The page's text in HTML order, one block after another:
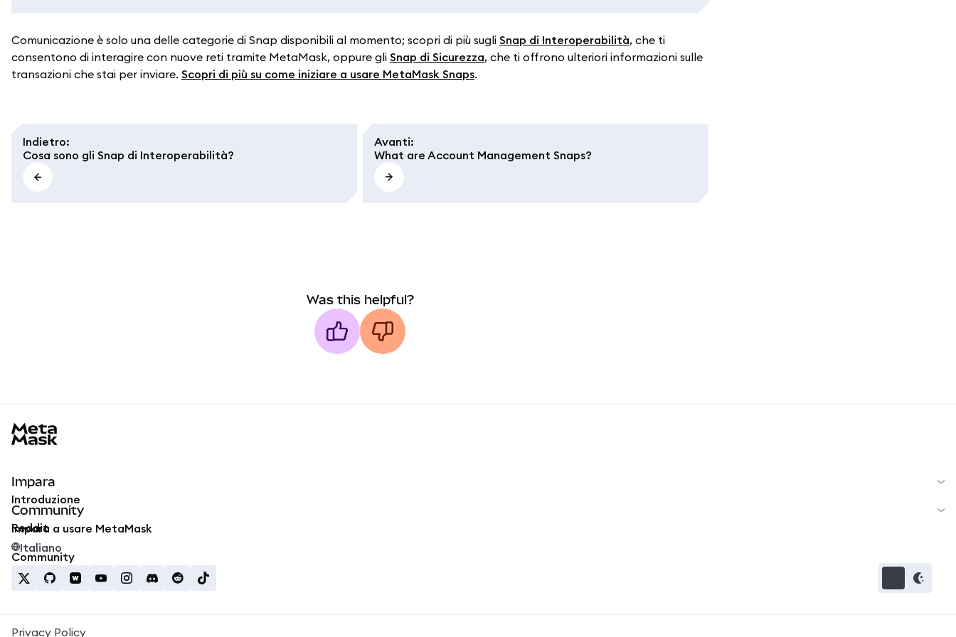
Comunicazione è solo una delle categorie di Snap disponibili al momento; scopri di più sugli Snap di Interoperabilità, che ti
consentono di interagire con nuove reti tramite MetaMask, oppure gli Snap di Sicurezza, che ti offrono ulteriori informazioni sulle
transazioni che stai per inviare. Scopri di più su come iniziare a usare MetaMask Snaps.
Indietro:
Cosa sono gli Snap di Interoperabilità?
Avanti:
What are Account Management Snaps?
Was this helpful?
Impara
Introduzione
Impara a usare MetaMask
Community
Reddit
Community
Italiano
Privacy Policy